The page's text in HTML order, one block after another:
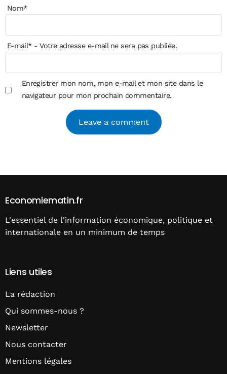
Nom*
E-mail*- Votre adresse e-mail ne sera pas publiée.
Enregistrer mon nom, mon e-mail et mon site dans le
navigateur pour mon prochain commentaire.
Economiematin.fr
L'essentiel de l'information économique, politique et
internationale en un minimum de temps
Liens utiles
La rédaction
Qui sommes-nous ?
Newsletter
Nous contacter
Mentions légales